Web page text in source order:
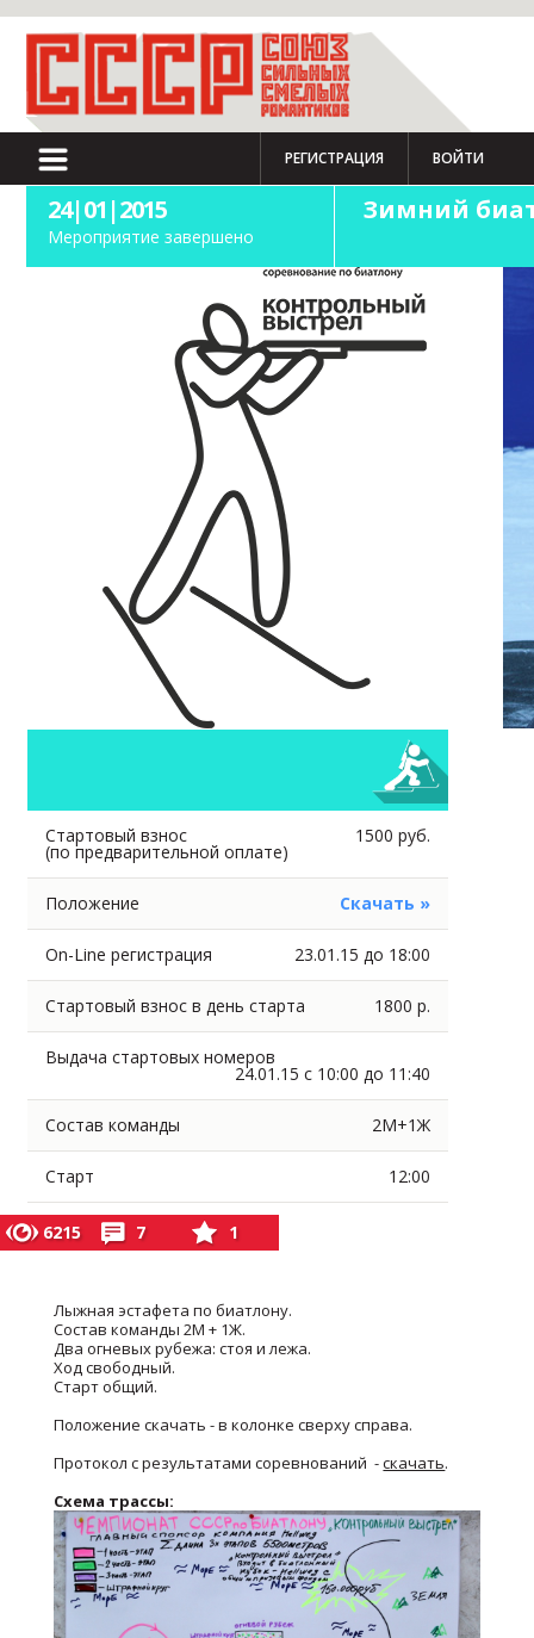
РЕГИСТРАЦИЯ ВОЙТИ
24|01|2015
Мероприятие завершено
Зимний
Стартовый взнос
(по предварительной оплате)
1500 руб.
Положение Скачать »
On-Line регистрация 23.01.15 до 18:00
Стартовый взнос в день старта 1800 р.
Выдача стартовых номеров
24.01.15 с 10:00 до 11:40
Состав команды 2М+1Ж
Старт 12:00
6215 7 1
Лыжная эстафета по биатлону.
Состав команды 2М + 1Ж.
Два огневых рубежа: стоя и лежа.
Ход свободный.
Старт общий.
Положение скачать - в колонке сверху справа.
Протокол с результатами соревнований -скачать.
Схема трассы: